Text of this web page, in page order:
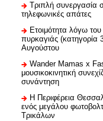
Τριπλή συνεργασία
τηλεφωνικές απάτες
Ετοιμότητα λόγω
πυρκαγιάς (κατηγορία
Αυγούστου
Wander Mamas x
μουσικοκινητική
συνάντηση
H Περιφέρεια
ενός μεγάλου
Τρικάλων